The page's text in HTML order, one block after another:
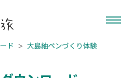
ド 大島紬ペンづくり体験